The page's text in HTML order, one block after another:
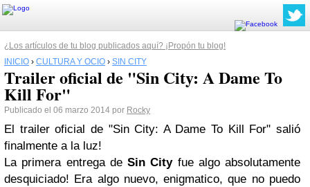
¿Los artículos de tu blog publicados aquí? ¡Propón tu blog!
INICIO › CULTURA Y OCIO › SIN CITY
Trailer oficial de "Sin City: A Dame To
Kill For"
Publicado el 06 marzo 2014 por Rocky
El trailer oficial de "Sin City: A Dame To Kill For" salió
finalmente a la luz!
La primera entrega de Sin Cityfue algo absolutamente
desquiciado! Era algo nuevo, enigmatico, que no puedo